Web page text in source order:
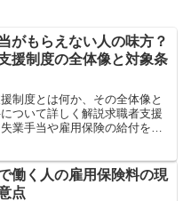
がもらえない人の味方？
援制度の全体像と対象条
制度とは何か、その全体像と
ついて詳しく解説求職者支援
業手当や雇用保険の給付を受
職者に対し、支援を行う制度
は、就業を希望...
働く人の雇用保険料の現
点